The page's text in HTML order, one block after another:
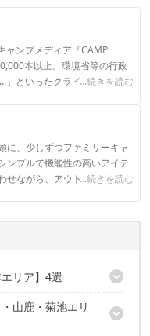
ャンプメディア『CAMP
本以上。環境省等の行政
」といったクライアントとの
...続きを読む
ル
に、少しずつファミリーキャ
ンプルで機能性の高いアイテ
せながら、アウトドアを楽し
...続きを読む
リア】4選
山鹿・菊池エリ